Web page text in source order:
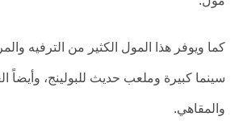
كما ويوفر هذا المول الكثير من الترفيه
سينما كبيرة وملعب حديث للبولينج، وأيضاً
والمقاهي.